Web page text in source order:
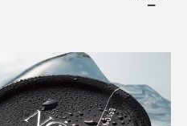
ー